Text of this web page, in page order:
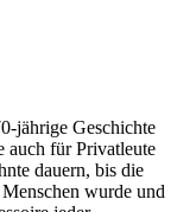
jährige Geschichte
auch für Privatleute
dauern, bis die
wurde und